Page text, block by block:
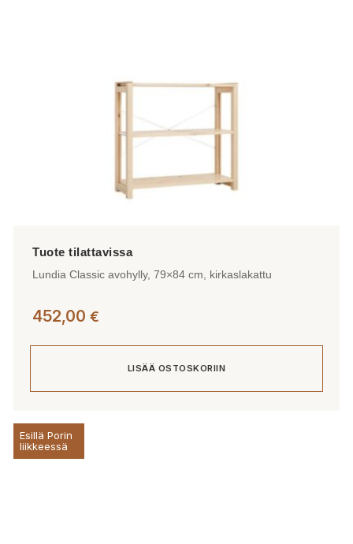
Lundia Classic avohylly, 79×84 cm, kirkaslakattu
452,00 €
LISÄÄ OSTOSKORIIN
Esillä Porin
liikkeessä